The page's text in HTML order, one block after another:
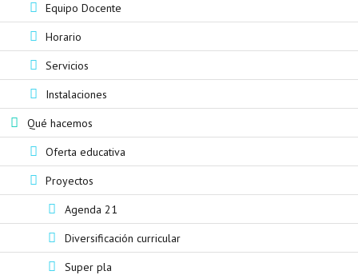
Equipo Docente
Horario
Servicios
Instalaciones
Qué hacemos
Oferta educativa
Proyectos
Agenda 21
Diversificación curricular
Super pla